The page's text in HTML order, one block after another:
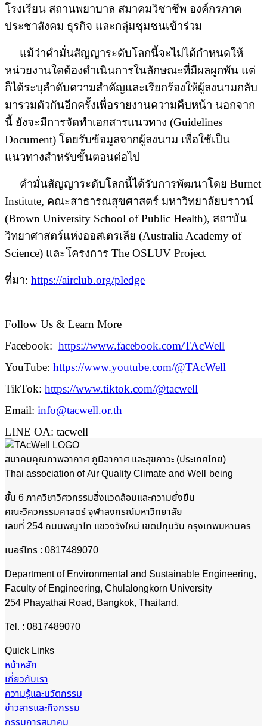
โรงเรียน สถานพยาบาล สมาคมวิชาชีพ องค์กรภาค
ประชาสังคม ธุรกิจ และกลุ่มชุมชนเข้าร่วม
แม้ว่าคำมั่นสัญญาระดับโลกนี้จะไม่ได้กำหนดให้
หน่วยงานใดต้องดำเนินการในลักษณะที่มีผลผูกพัน แต่
ก็ได้ระบุลำดับความสำคัญและเรียกร้องให้ผู้ลงนามกลับ
มารวมตัวกันอีกครั้งเพื่อรายงานความคืบหน้า นอกจาก
นี้ ยังจะมีการจัดทำเอกสารแนวทาง (Guidelines
Document) โดยรับข้อมูลจากผู้ลงนาม เพื่อใช้เป็น
แนวทางสำหรับขั้นตอนต่อไป
คำมั่นสัญญาระดับโลกนี้ได้รับการพัฒนาโดย Burnet
Institute, คณะสาธารณสุขศาสตร์ มหาวิทยาลัยบราวน์
(Brown University School of Public Health), สถาบัน
วิทยาศาสตร์แห่งออสเตรเลีย (Australia Academy of
Science) และโครงการ The OSLUV Project
ที่มา: https://airclub.org/pledge
Follow Us & Learn More
Facebook: https://www.facebook.com/TAcWell
YouTube: https://www.youtube.com/@TAcWell
TikTok: https://www.tiktok.com/@tacwell
Email: info@tacwell.or.th
LINE OA: tacwell
สมาคมคุณภาพอากาศ​ ภูมิอากาศ และสุขภาวะ (ประเทศไทย)
Thai association of Air Quality Climate and Well-being
ชั้น 6 ภาควิชาวิศวกรรมสิ่งแวดล้อมและความยั่งยืน
คณะวิศวกรรมศาสตร์ จุฬาลงกรณ์มหาวิทยาลัย
เลขที่ 254 ถนนพญาไท แขวงวังใหม่ เขตปทุมวัน กรุงเทพมหานคร
เบอร์โทร : 0817489070
Department of Environmental and Sustainable Engineering,
Faculty of Engineering, Chulalongkorn University
254 Phayathai Road, Bangkok, Thailand.
Tel. : 0817489070
Quick Links
หน้าหลัก
เกี่ยวกับเรา
ความรู้และนวัตกรรม
ข่าวสารและกิจกรรม
กรรมการสมาคม